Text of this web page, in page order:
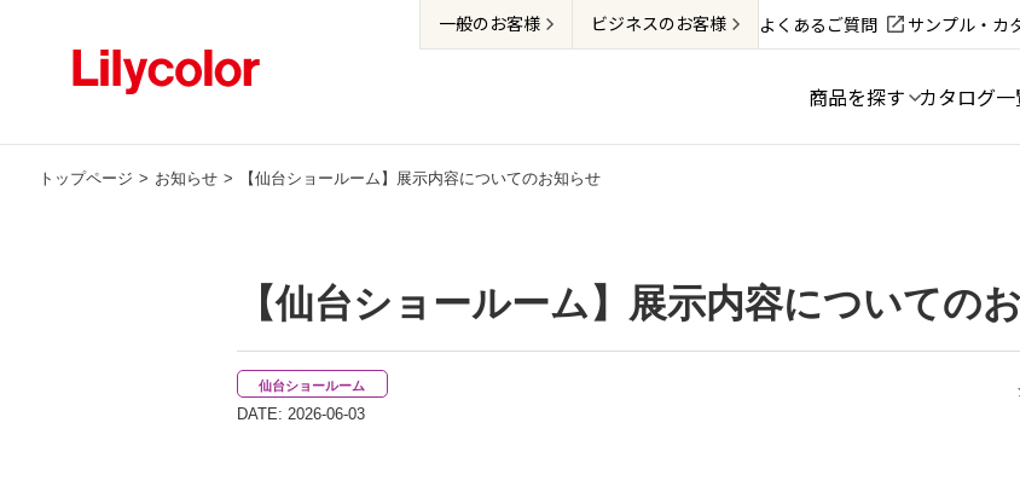
一般のお客様 ビジネスのお客様 よくあるご質問 サンプル・カ
商品を探す カタログ一
トップページ お知らせ 【仙台ショールーム】展示内容についてのお知らせ
【仙台ショールーム】展示内容についての
仙台ショールーム
DATE: 2026-06-03